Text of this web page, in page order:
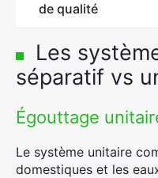
de qualité
Les
séparatif vs
Égouttage
Le système unitaire
domestiques et les